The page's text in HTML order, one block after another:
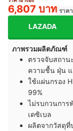
6,807 บาท ราค
LAZADA
ภาพรวมผลิตภัณฑ์
ตรวจจับสถา
ความชื้น ฝุ่น แ
ใช้แผ่นกรอง
99%
ไม่รบกวนการ
เดซิเบล
ผลิตจากวัสดุ